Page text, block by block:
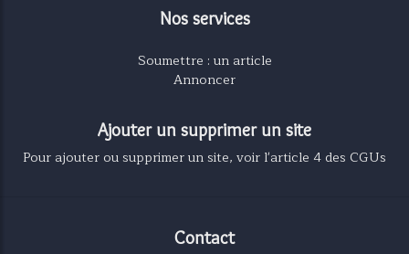
Nos services
Soumettre : un article
Annoncer
Ajouter un supprimer un site
Pour ajouter ou supprimer un site, voir l'article 4 des CGUs
Contact